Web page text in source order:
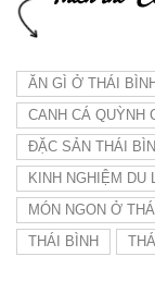
ĂN GÌ Ở THÁI BÌNH
CANH CÁ QUỲNH
ĐẶC SẢN THÁI
KINH NGHIỆM DU
MÓN NGON Ở
THÁI BÌNH